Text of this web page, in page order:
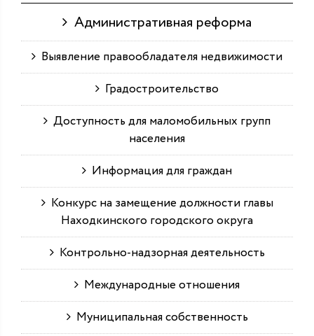
Административная реформа
Выявление правообладателя недвижимости
Градостроительство
Доступность для маломобильных групп
населения
Информация для граждан
Конкурс на замещение должности главы
Находкинского городского округа
Контрольно-надзорная деятельность
Международные отношения
Муниципальная собственность